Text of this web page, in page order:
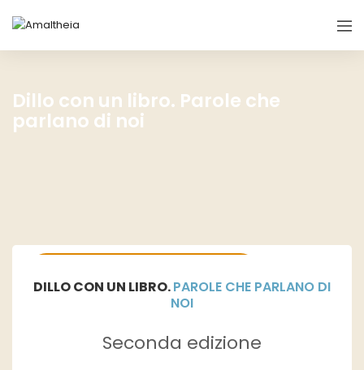
Dillo con un libro. Parole che
parlano di noi
DILLO CON UN LIBRO.PAROLE CHE PARLANO DI
NOI
Seconda edizione